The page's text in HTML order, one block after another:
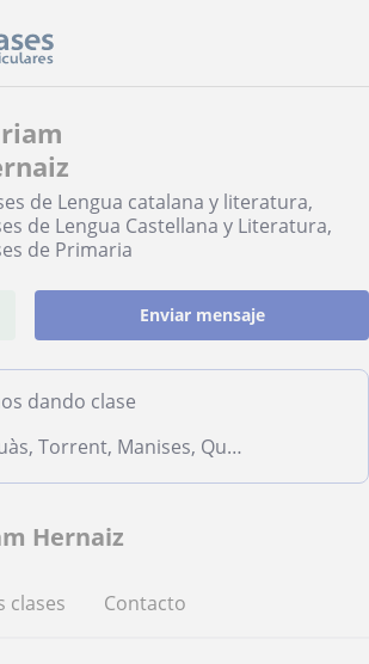
de Lengua catalana y literatura,
de Lengua Castellana y Literatura,
de Primaria
Enviar mensaje
dando clase
Aldaia, Alaquàs, Torrent, Manises, Quart de Poblet
Hernaiz
clases Contacto